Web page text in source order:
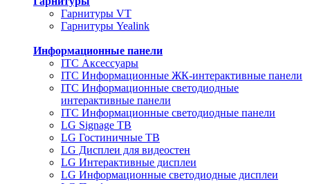
Гарнитуры VT
Гарнитуры Yealink
Информационные панели
ITC Аксессуары
ITC Информационные ЖК-интерактивные панели
ITC Информационные светодиодные
интерактивные панели
ITC Информационные светодиодные панели
LG Signage ТВ
LG Гостиничные ТВ
LG Дисплеи для видеостен
LG Интерактивные дисплеи
LG Информационные светодиодные дисплеи